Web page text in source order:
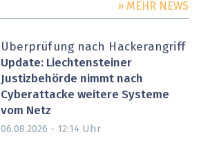
» MEHR NEWS
Überprüfung nach Hackerangriff
Update: Liechtensteiner
Justizbehörde nimmt nach
Cyberattacke weitere Systeme
vom Netz
06.08.2026 - 12:14 Uhr